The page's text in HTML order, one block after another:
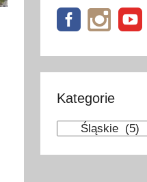
Kategorie
Kategorie